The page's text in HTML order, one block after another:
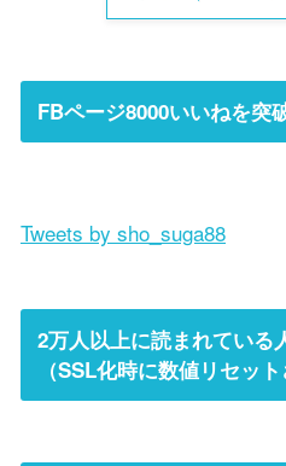
FBページ8000いいねを突
Tweets by sho_suga88
2万人以上に読まれている
（SSL化時に数値リセット